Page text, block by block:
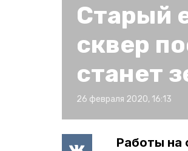
Старый
сквер
станет
26 февраля 2020, 16:13
Работы на